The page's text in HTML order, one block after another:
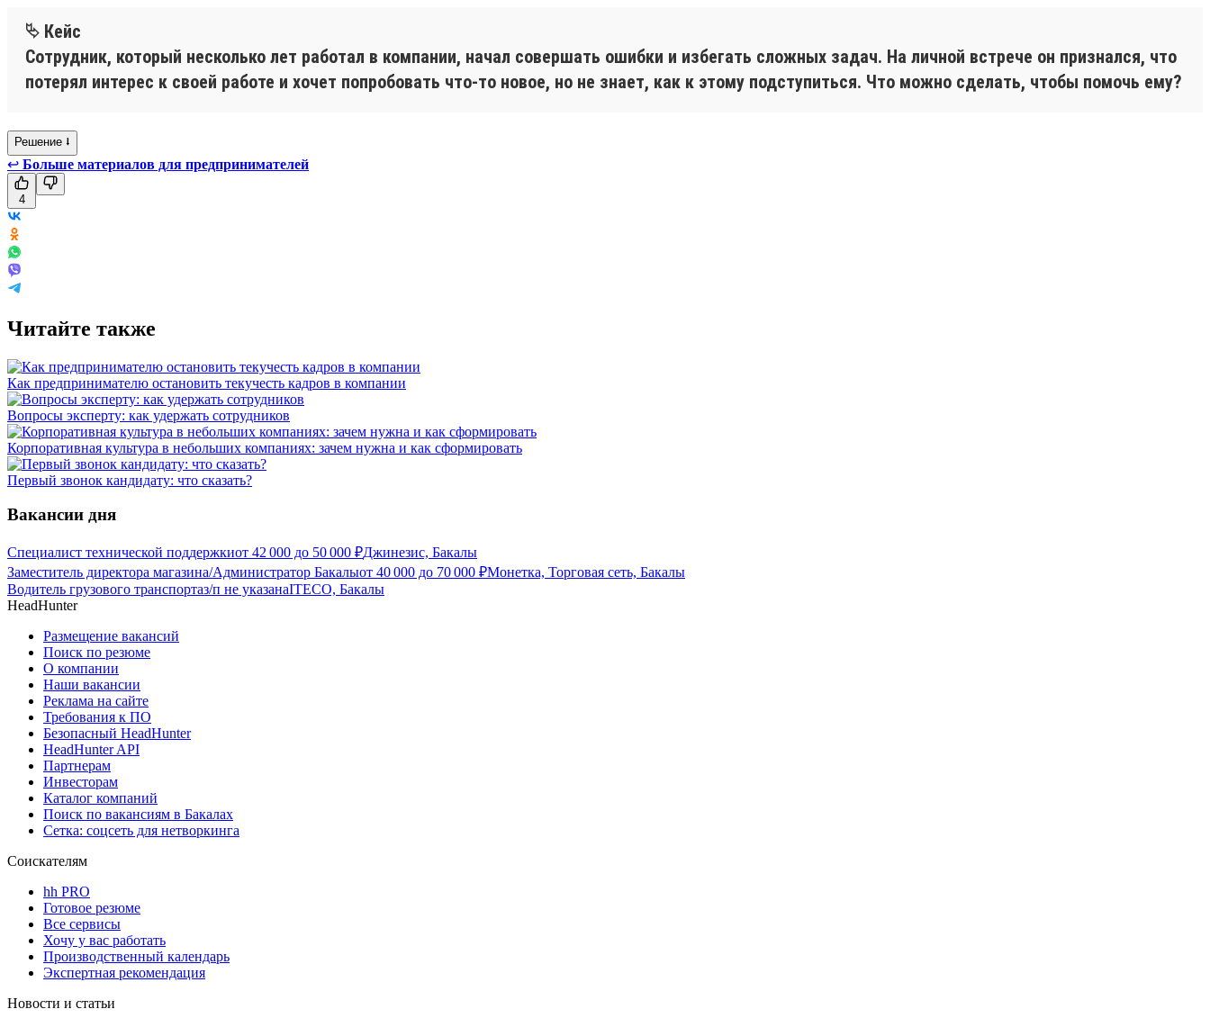
⮱ Кейс
Сотрудник, который несколько лет работал в компании, начал совершать ошибки и избегать сложных задач. На личной встрече он признался, что
потерял интерес к своей работе и хочет попробовать что-то новое, но не знает, как к этому подступиться. Что можно сделать, чтобы помочь ему?
Решение ⭣
↩ Больше материалов для предпринимателей
4
Читайте также
Как предпринимателю остановить текучесть кадров в компании
Вопросы эксперту: как удержать сотрудников
Корпоративная культура в небольших компаниях: зачем нужна и как сформировать
Первый звонок кандидату: что сказать?
Вакансии дня
Специалист технической поддержкиот 42 000 до 50 000 ₽Джинезис, Бакалы
Заместитель директора магазина/Администратор Бакалыот 40 000 до 70 000 ₽Монетка, Торговая сеть, Бакалы
Водитель грузового транспортаз/п не указанаITECO, Бакалы
HeadHunter
Размещение вакансий
Поиск по резюме
О компании
Наши вакансии
Реклама на сайте
Требования к ПО
Безопасный HeadHunter
HeadHunter API
Партнерам
Инвесторам
Каталог компаний
Поиск по вакансиям в Бакалах
Сетка: соцсеть для нетворкинга
Соискателям
hh PRO
Готовое резюме
Все сервисы
Хочу у вас работать
Производственный календарь
Экспертная рекомендация
Новости и статьи